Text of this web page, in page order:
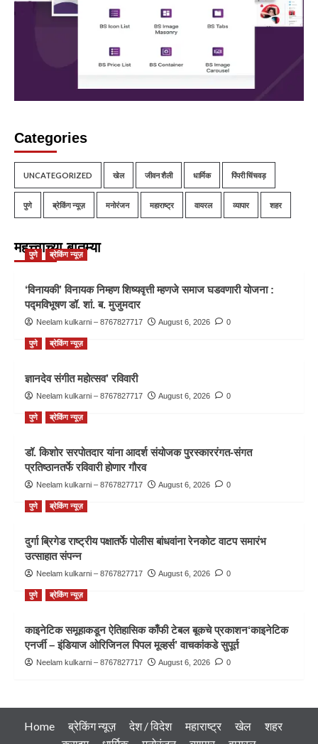
Categories
UNCATEGORIZED खेल जीवन शैली धार्मिक पिंपरी चिंचवड़
पुणे ब्रेकिंग न्यूज़ मनोरंजन महाराष्ट्र वायरल व्यापार शहर
महत्त्वाच्या बातम्या
पुणे ब्रेकिंग न्यूज़
‘विनायकी’ विनायक निम्हण शिष्यवृत्ती म्हणजे समाज घडवणारी योजना :
पद्मविभूषण डॉ. शां. ब. मुजुमदार
Neelam kulkarni – 8767827717 August 6, 2026 0
पुणे ब्रेकिंग न्यूज़
ज्ञानदेव संगीत महोत्सव’ रविवारी
Neelam kulkarni – 8767827717 August 6, 2026 0
पुणे ब्रेकिंग न्यूज़
डॉ. किशोर सरपोतदार यांना आदर्श संयोजक पुरस्काररंगत-संगत
प्रतिष्ठानतर्फे रविवारी होणार गौरव
Neelam kulkarni – 8767827717 August 6, 2026 0
पुणे ब्रेकिंग न्यूज़
दुर्गा ब्रिगेड राष्ट्रीय पक्षातर्फे पोलीस बांधवांना रेनकोट वाटप समारंभ
उत्साहात संपन्न
Neelam kulkarni – 8767827717 August 6, 2026 0
पुणे ब्रेकिंग न्यूज़
काइनेटिक समूहाकडून ऐतिहासिक काँफी टेबल बूकचे प्रकाशन‘काइनेटिक
एनर्जी – इंडियाज ओरिजिनल पिपल मूव्हर्स’ वाचकांकडे सुपूर्त
Neelam kulkarni – 8767827717 August 6, 2026 0
Home ब्रेकिंग न्यूज़ देश / विदेश महाराष्ट्र खेल
शहर